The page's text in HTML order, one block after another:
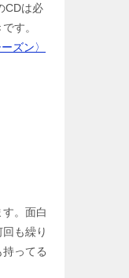
CDは必
す。
ズン〉
。面白
も繰り
ってる